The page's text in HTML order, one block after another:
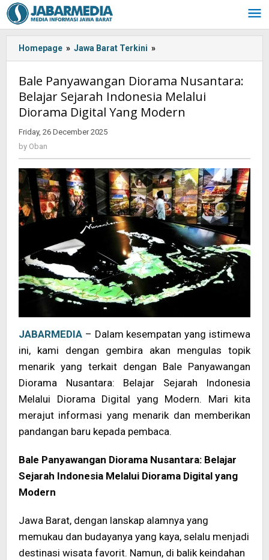
Skip
to
content
Homepage » Jawa Barat Terkini »
Panyawangan
Nusantara:
Belajar
Sejarah
Digital
Yang
Modern
Bale Panyawangan Diorama Nusantara:
Belajar Sejarah Indonesia Melalui
Diorama Digital Yang Modern
Friday, 26 December 2025
by Oban
JABARMEDIA – Dalam kesempatan yang istimewa
ini, kami dengan gembira akan mengulas topik
menarik yang terkait dengan Bale Panyawangan
Diorama Nusantara: Belajar Sejarah Indonesia
Melalui Diorama Digital yang Modern. Mari kita
merajut informasi yang menarik dan memberikan
pandangan baru kepada pembaca.
Bale Panyawangan Diorama Nusantara: Belajar
Sejarah Indonesia Melalui Diorama Digital yang
Modern
Jawa Barat, dengan lanskap alamnya yang
memukau dan budayanya yang kaya, selalu menjadi
destinasi wisata favorit. Namun, di balik keindahan